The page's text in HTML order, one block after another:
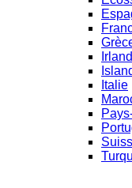
Italie